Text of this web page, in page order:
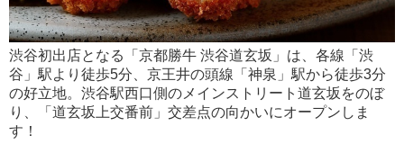
渋谷初出店となる「京都勝牛 渋谷道玄坂」は、各線「渋
谷」駅より徒歩5分、京王井の頭線「神泉」駅から徒歩3分
の好立地。渋谷駅西口側のメインストリート道玄坂をのぼ
り、「道玄坂上交番前」交差点の向かいにオープンしま
す！